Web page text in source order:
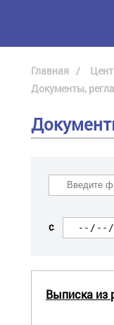
Главная
Документы,
с
Выписка из